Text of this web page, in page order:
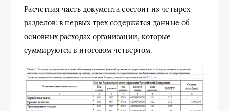
Расчетная часть документа состоит из четырех
разделов: в первых трех содержатся данные об
основных расходах организации, которые
суммируются в итоговом четвертом.